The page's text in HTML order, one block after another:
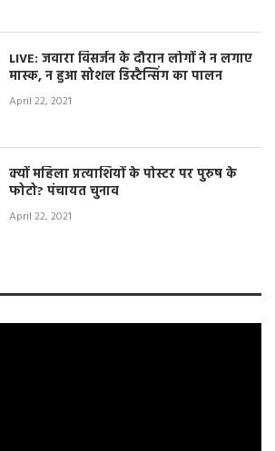
LIVE: जवारा विसर्जन के दौरान लोगों ने न लगाए
मास्क, न हुआ सोशल डिस्टैन्सिंग का पालन
April 22, 2021
क्यों महिला प्रत्याशियों के पोस्टर पर पुरुष के
फोटो? पंचायत चुनाव
April 22, 2021